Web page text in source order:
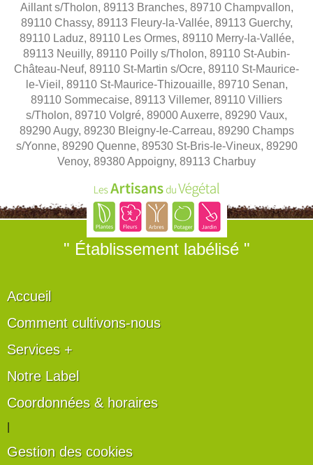
Aillant s/Tholon, 89113 Branches, 89710 Champvallon,
89110 Chassy, 89113 Fleury-la-Vallée, 89113 Guerchy,
89110 Laduz, 89110 Les Ormes, 89110 Merry-la-Vallée,
89113 Neuilly, 89110 Poilly s/Tholon, 89110 St-Aubin-
Château-Neuf, 89110 St-Martin s/Ocre, 89110 St-Maurice-
le-Vieil, 89110 St-Maurice-Thizouaille, 89710 Senan,
89110 Sommecaise, 89113 Villemer, 89110 Villiers
s/Tholon, 89710 Volgré, 89000 Auxerre, 89290 Vaux,
89290 Augy, 89230 Bleigny-le-Carreau, 89290 Champs
s/Yonne, 89290 Quenne, 89530 St-Bris-le-Vineux, 89290
Venoy, 89380 Appoigny, 89113 Charbuy
" Établissement labélisé "
Accueil
Comment cultivons-nous
Services +
Notre Label
Coordonnées & horaires
Gestion des cookies